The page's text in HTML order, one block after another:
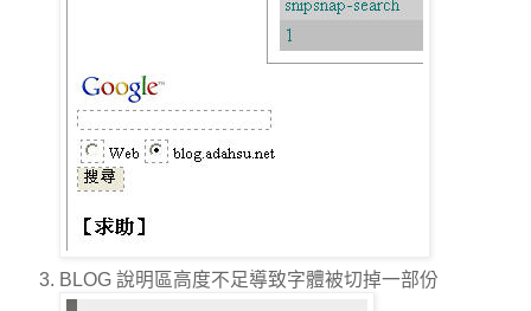
BLOG 說明區高度不足導致字體被切掉一部份